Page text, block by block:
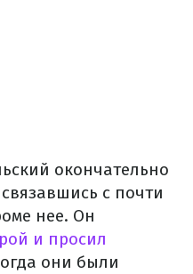
окончательно
с почти
нее. Он
и просил
они были